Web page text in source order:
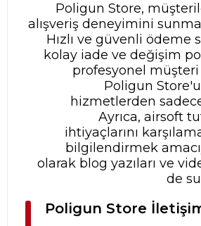
Poligun Store,
alışveriş deneyimini
Hızlı ve güvenli ödeme
kolay iade ve değişim
profesyonel
Poligun
hizmetlerden
Ayrıca, airsoft
ihtiyaçlarını
bilgilendirmek
olarak blog yazıları ve
de
Poligun Store